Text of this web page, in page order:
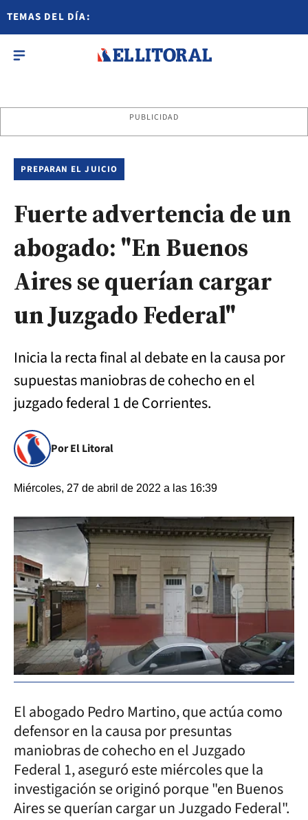
TEMAS DEL DÍA:
PUBLICIDAD
PREPARAN EL JUICIO
Fuerte advertencia de un
abogado: "En Buenos
Aires se querían cargar
un Juzgado Federal"
Inicia la recta final al debate en la causa por
supuestas maniobras de cohecho en el
juzgado federal 1 de Corrientes.
Por El Litoral
Miércoles, 27 de abril de 2022 a las 16:39
El abogado Pedro Martino, que actúa como
defensor en la causa por presuntas
maniobras de cohecho en el Juzgado
Federal 1, aseguró este miércoles que la
investigación se originó porque "en Buenos
Aires se querían cargar un Juzgado Federal".